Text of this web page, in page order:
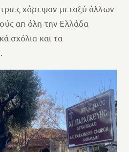
χόρεψαν μεταξύ άλλων
απ ὀλη την Ελλάδα
σχόλια και τα